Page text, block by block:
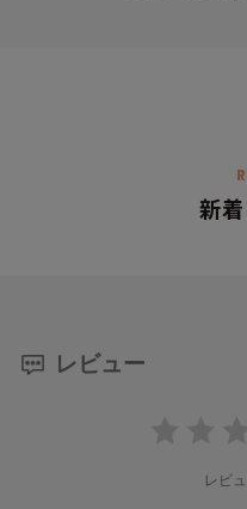
新
レビュー
レビ